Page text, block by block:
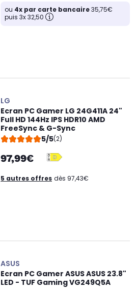
ou 4x par carte bancaire35,75€
puis 3x 32,50
LG
Ecran PC Gamer LG 24G411A 24"
Full HD 144Hz IPS HDR10 AMD
FreeSync & G-Sync
5/5(2)
97,99€
5 autres offres dès 97,43€
ASUS
Ecran PC Gamer ASUS ASUS 23.8"
LED - TUF Gaming VG249Q5A